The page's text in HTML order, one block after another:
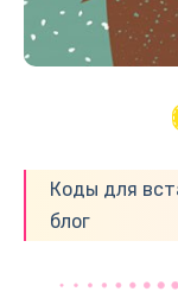
Коды для
блог